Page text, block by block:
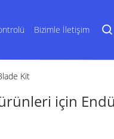
Bizimle İletişim
Kit
için